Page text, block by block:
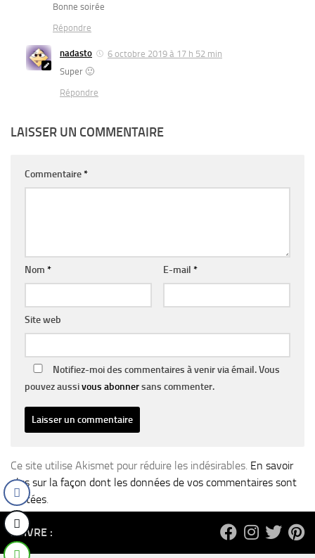
Bonne soirée
Répondre
nadasto
6 octobre 2019 à 17 h 52 min
Super 🙂
Répondre
LAISSER UN COMMENTAIRE
Commentaire*
Nom * E-mail *
Site web
Notifiez-moi des commentaires à venir via émail. Vous
pouvez aussivous abonnersans commenter.
Ce site utilise Akismet pour réduire les indésirables. En savoir
plus sur la façon dont les données de vos commentaires sont
traitées
SUIVRE :